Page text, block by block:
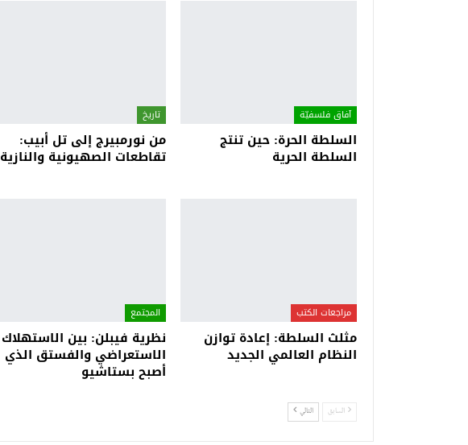
آفاق فلسفيّة‎
السلطة الحرة: حين تنتج
السلطة الحرية
تاريخ
من نورمبيرج إلى تل أبيب:
تقاطعات الصهيونية والنازية
مراجعات الكتب
مثلث السلطة: إعادة توازن
النظام العالمي الجديد
المجتمع
نظرية فيبلن: بين الاستهلاك
الاستعراضي والفستق الذي
أصبح بستاشيو
السابق التالي